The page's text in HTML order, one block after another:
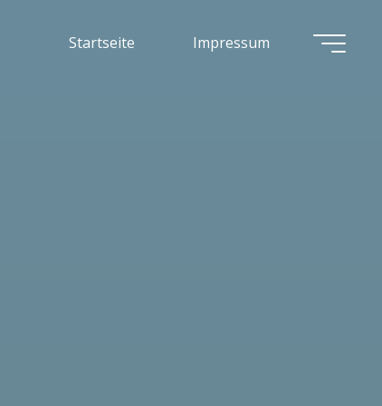
Startseite Impressum